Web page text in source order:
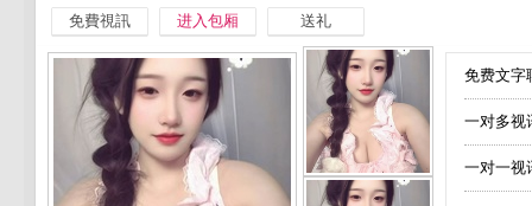
免費視訊 进入包厢 送礼
免费文
一对多
一对一